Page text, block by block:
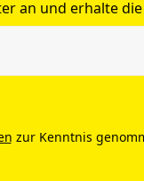
an und erhalte
zur Kenntnis